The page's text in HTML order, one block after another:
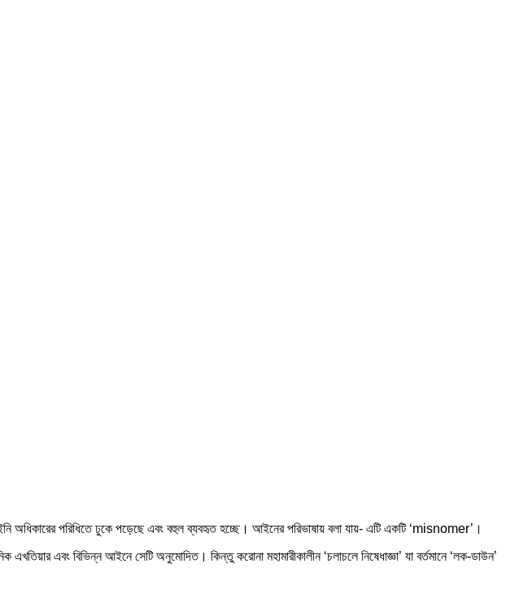
অধিকারের পরিধিতে ঢুকে পড়েছে এবং বহুল ব্যবহৃত হচ্ছে। আইনের পরিভাষায় বলা যায়- এটি একটি ‘misnomer’।
এবং বিভিন্ন আইনে সেটি অনুমোদিত। কিন্তু করোনা মহামারীকালীন ‘চলাচলে নিষেধাজ্ঞা’ যা বর্তমানে ‘লক-ডাউন’